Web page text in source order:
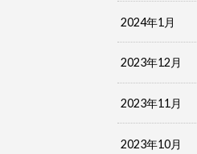
2024年1月
2023年12月
2023年11月
2023年10月